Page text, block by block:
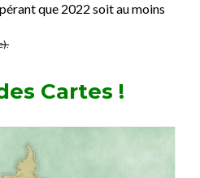
que 2022 soit au moins
Cartes !